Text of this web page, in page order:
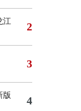
江
2
3
版
4